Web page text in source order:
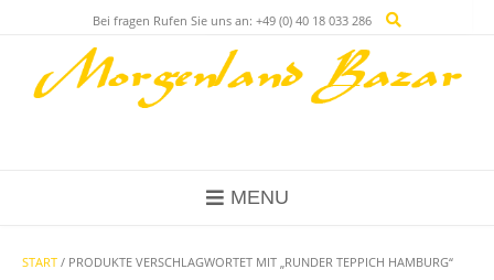
Bei fragen Rufen Sie uns an: +49 (0) 40 18 033 286
MENU
START / PRODUKTE VERSCHLAGWORTET MIT „RUNDER TEPPICH HAMBURG“